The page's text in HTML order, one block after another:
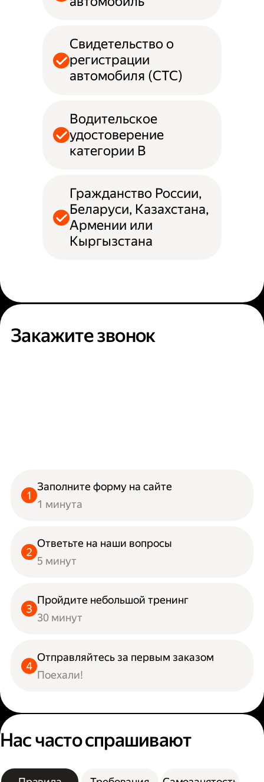
Свидетельство о
регистрации
автомобиля (СТС)
Водительское
удостоверение
категории B
Гражданство России,
Беларуси, Казахстана,
Армении или
Кыргызстана
Закажите звонок
Заполните форму на сайте
1 минута
Ответьте на наши вопросы
5 минут
Пройдите небольшой тренинг
30 минут
Отправляйтесь за первым заказом
Поехали!
Нас часто спрашивают